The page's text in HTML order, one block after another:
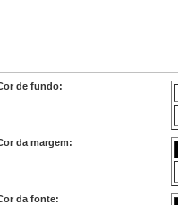
de fundo:
da margem:
da fonte: